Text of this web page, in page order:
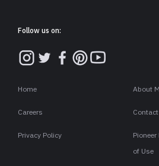
Follow us on:
Home About
Careers
Privacy Policy
of Use